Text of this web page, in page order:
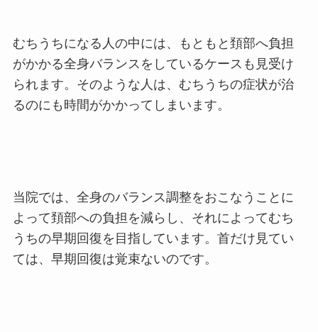
むちうちになる人の中には、もともと頚部へ負担
がかかる全身バランスをしているケースも見受け
られます。そのような人は、むちうちの症状が治
るのにも時間がかかってしまいます。
当院では、全身のバランス調整をおこなうことに
よって頚部への負担を減らし、それによってむち
うちの早期回復を目指しています。首だけ見てい
ては、早期回復は覚束ないのです。